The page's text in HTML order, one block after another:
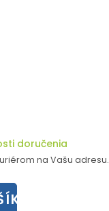
doručenia
na Vašu adresu.